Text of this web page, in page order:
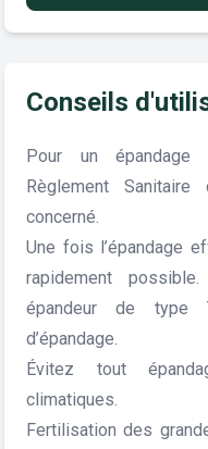
Conseils
Pour un épandage
Règlement Sanitaire
concerné.
Une fois l’épandage
rapidement
épandeur de type
d’épandage.
Évitez tout
climatiques.
Fertilisation des